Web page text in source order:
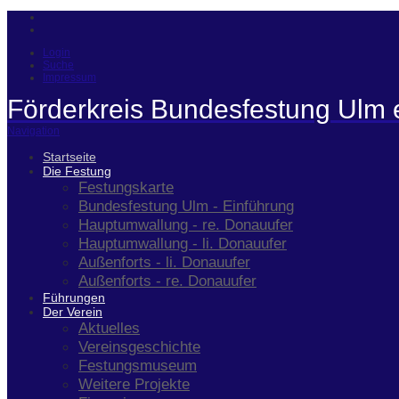
Login
Suche
Impressum
Förderkreis Bundesfestung Ulm
Navigation
Startseite
Die Festung
Festungskarte
Bundesfestung Ulm - Einführung
Hauptumwallung - re. Donauufer
Hauptumwallung - li. Donauufer
Außenforts - li. Donauufer
Außenforts - re. Donauufer
Führungen
Der Verein
Aktuelles
Vereinsgeschichte
Festungsmuseum
Weitere Projekte